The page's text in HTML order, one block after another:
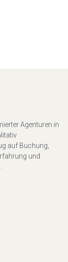
Agenturen in
auf Buchung,
und